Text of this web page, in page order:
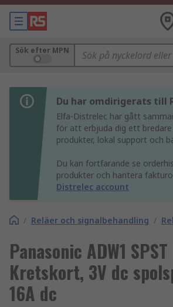
Sök efter MPN
Du har omdirigerats till
Elfa-Distrelec har gått
för att erbjuda dig ett
produkter, lokal support och
Du kan fortfarande se
produkter och hantera
Distrelec account
/ Reläer och signalbehandling /
Panasonic ADW1
Kretskort, 3V dc
16A dc